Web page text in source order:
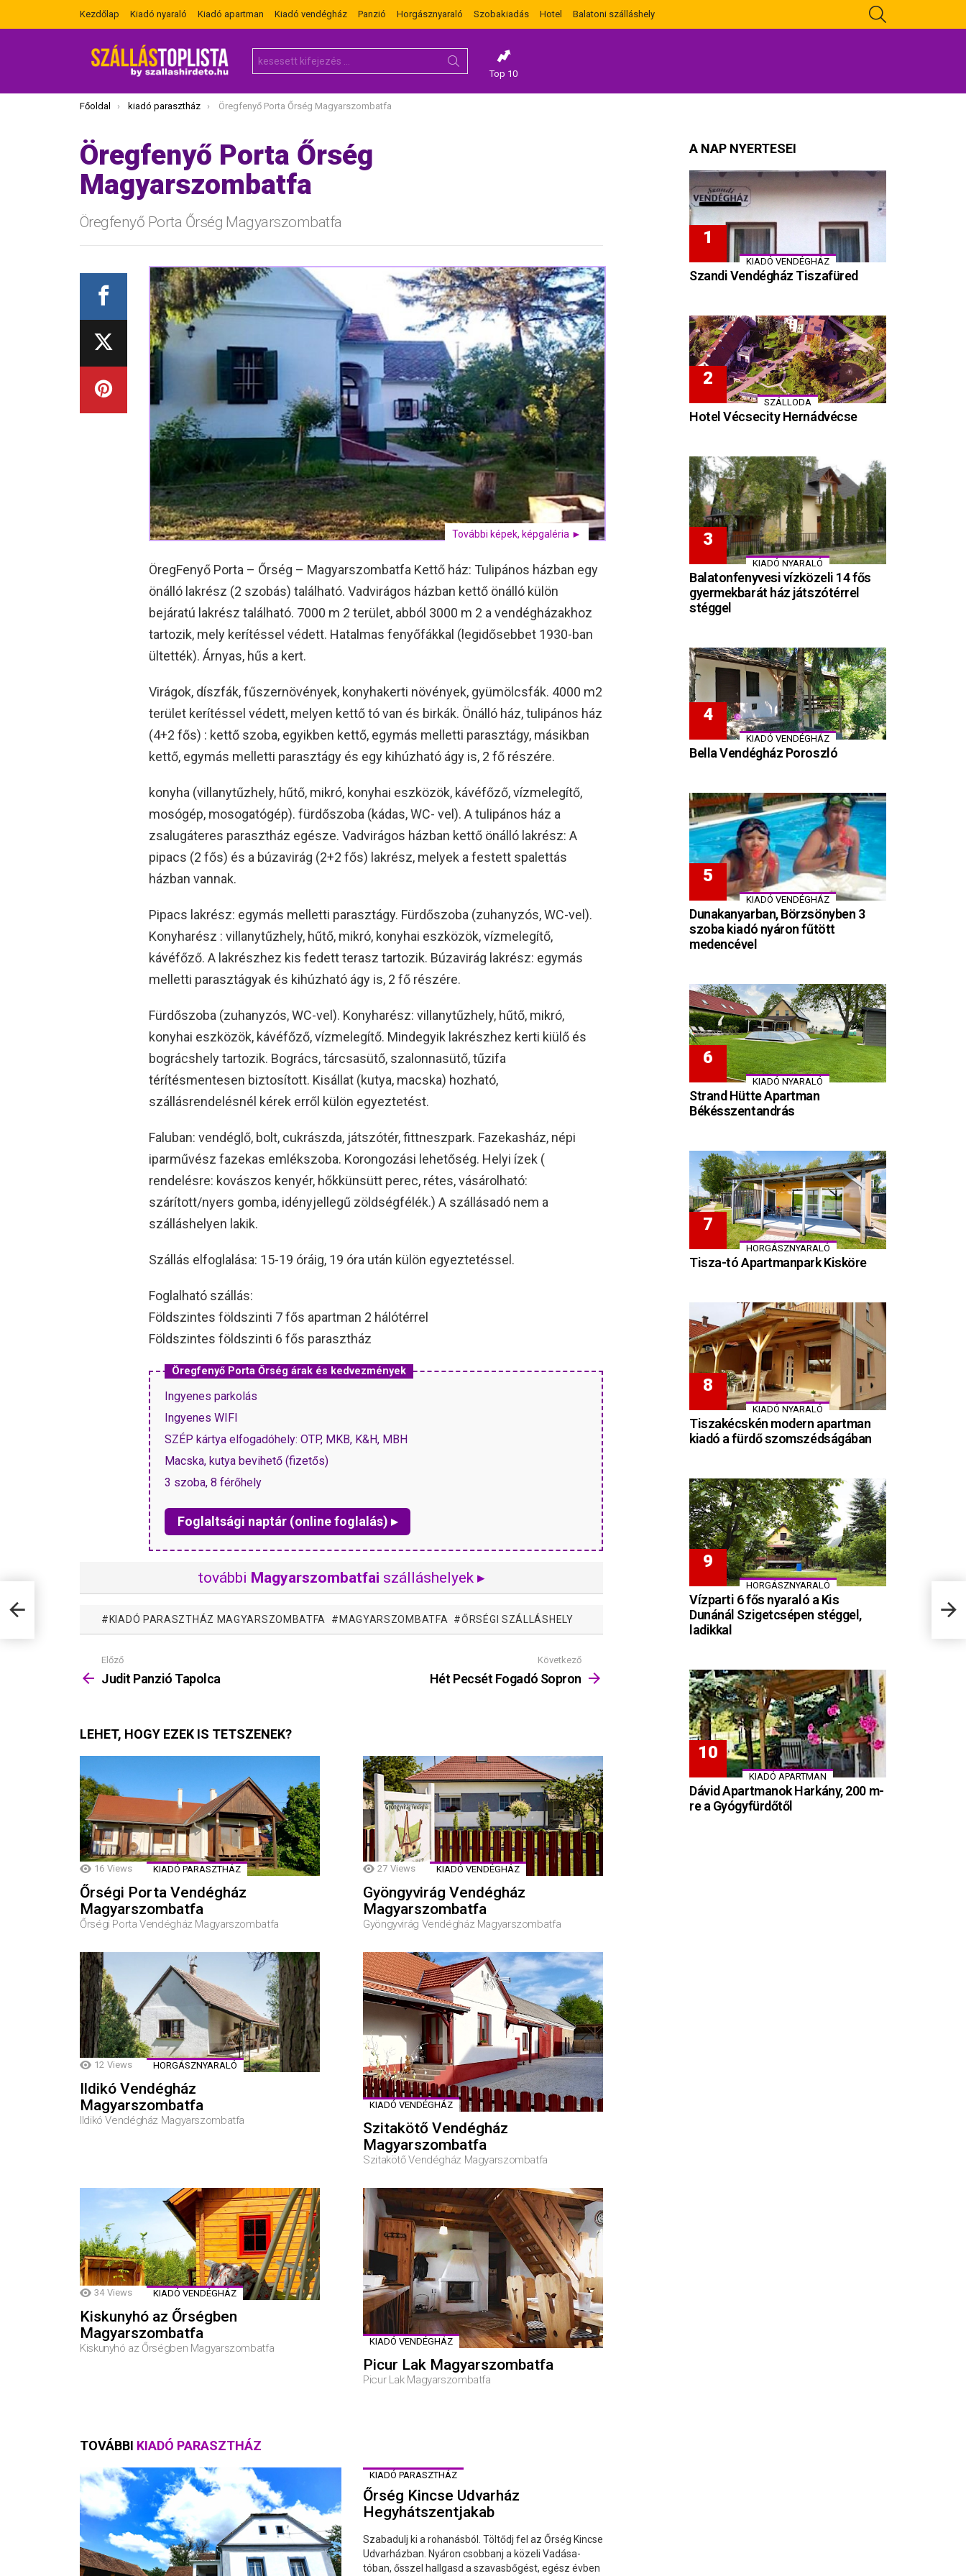
Kezdőlap Kiadó nyaraló Kiadó apartman Kiadó vendégház Panzió Horgásznyaraló Szobakiadás Hotel Balatoni szálláshely
for:
Top 10
Itt vagy most:
Főoldal kiadó parasztház Öregfenyő Porta Őrség Magyarszombatfa
Öregfenyő Porta Őrség
Magyarszombatfa
Öregfenyő Porta Őrség Magyarszombatfa
További képek, képgaléria ►
ÖregFenyő Porta – Őrség – Magyarszombatfa Kettő ház: Tulipános házban egy
önálló lakrész (2 szobás) található. Vadvirágos házban kettő önálló külön
bejáratú lakrész található. 7000 m 2 terület, abból 3000 m 2 a vendégházakhoz
tartozik, mely kerítéssel védett. Hatalmas fenyőfákkal (legidősebbet 1930-ban
ültették). Árnyas, hűs a kert.
Virágok, díszfák, fűszernövények, konyhakerti növények, gyümölcsfák. 4000 m2
terület kerítéssel védett, melyen kettő tó van és birkák. Önálló ház, tulipános ház
(4+2 fős) : kettő szoba, egyikben kettő, egymás melletti parasztágy, másikban
kettő, egymás melletti parasztágy és egy kihúzható ágy is, 2 fő részére.
konyha (villanytűzhely, hűtő, mikró, konyhai eszközök, kávéfőző, vízmelegítő,
mosógép, mosogatógép). fürdőszoba (kádas, WC- vel). A tulipános ház a
zsalugáteres parasztház egésze. Vadvirágos házban kettő önálló lakrész: A
pipacs (2 fős) és a búzavirág (2+2 fős) lakrész, melyek a festett spalettás
házban vannak.
Pipacs lakrész: egymás melletti parasztágy. Fürdőszoba (zuhanyzós, WC-vel).
Konyharész : villanytűzhely, hűtő, mikró, konyhai eszközök, vízmelegítő,
kávéfőző. A lakrészhez kis fedett terasz tartozik. Búzavirág lakrész: egymás
melletti parasztágyak és kihúzható ágy is, 2 fő részére.
Fürdőszoba (zuhanyzós, WC-vel). Konyharész: villanytűzhely, hűtő, mikró,
konyhai eszközök, kávéfőző, vízmelegítő. Mindegyik lakrészhez kerti kiülő és
bográcshely tartozik. Bogrács, tárcsasütő, szalonnasütő, tűzifa
térítésmentesen biztosított. Kisállat (kutya, macska) hozható,
szállásrendelésnél kérek erről külön egyeztetést.
Faluban: vendéglő, bolt, cukrászda, játszótér, fittneszpark. Fazekasház, népi
iparművész fazekas emlékszoba. Korongozási lehetőség. Helyi ízek (
rendelésre: kovászos kenyér, hőkkünsütt perec, rétes, vásárolható:
szárított/nyers gomba, idényjellegű zöldségfélék.) A szállásadó nem a
szálláshelyen lakik.
Szállás elfoglalása: 15-19 óráig, 19 óra után külön egyeztetéssel.
Foglalható szállás:
Földszintes földszinti 7 fős apartman 2 hálótérrel
Földszintes földszinti 6 fős parasztház
Öregfenyő Porta Őrség árak és kedvezmények
Ingyenes parkolás
Ingyenes WIFI
SZÉP kártya elfogadóhely: OTP, MKB, K&H, MBH
Macska, kutya bevihető (fizetős)
3 szoba, 8 férőhely
Foglaltsági naptár (online foglalás) ▸
további Magyarszombatfai szálláshelyek ▸
KIADÓ PARASZTHÁZ MAGYARSZOMBATFA MAGYARSZOMBATFA ŐRSÉGI SZÁLLÁSHELY
Mutass
többet
Előző
Judit Panzió Tapolca
Következő
Hét Pecsét Fogadó Sopron
LEHET, HOGY EZEK IS TETSZENEK?
16 Views KIADÓ PARASZTHÁZ
Őrségi Porta Vendégház
Magyarszombatfa
Őrségi Porta Vendégház Magyarszombatfa
27 Views KIADÓ VENDÉGHÁZ
Gyöngyvirág Vendégház
Magyarszombatfa
Gyöngyvirág Vendégház Magyarszombatfa
12 Views HORGÁSZNYARALÓ
Ildikó Vendégház
Magyarszombatfa
Ildikó Vendégház Magyarszombatfa
KIADÓ VENDÉGHÁZ
Szitakötő Vendégház
Magyarszombatfa
Szitakötő Vendégház Magyarszombatfa
34 Views KIADÓ VENDÉGHÁZ
Kiskunyhó az Őrségben
Magyarszombatfa
Kiskunyhó az Őrségben Magyarszombatfa
KIADÓ VENDÉGHÁZ
Picur Lak Magyarszombatfa
Picur Lak Magyarszombatfa
TOVÁBBI KIADÓ PARASZTHÁZ
KIADÓ PARASZTHÁZ
Őrség Kincse Udvarház
Hegyhátszentjakab
Szabadulj ki a rohanásból. Töltődj fel az Őrség Kincse
Udvarházban. Nyáron csobbanj a közeli Vadása-
tóban, ősszel hallgasd a szavasbőgést, egész évben
Hét
A NAP NYERTESEI
KIADÓ VENDÉGHÁZ
Szandi Vendégház Tiszafüred
SZÁLLODA
Hotel Vécsecity Hernádvécse
KIADÓ NYARALÓ
Balatonfenyvesi vízközeli 14 fős
gyermekbarát ház játszótérrel
stéggel
KIADÓ VENDÉGHÁZ
Bella Vendégház Poroszló
KIADÓ VENDÉGHÁZ
Dunakanyarban, Börzsönyben 3
szoba kiadó nyáron fűtött
medencével
KIADÓ NYARALÓ
Strand Hütte Apartman
Békésszentandrás
HORGÁSZNYARALÓ
Tisza-tó Apartmanpark Kisköre
KIADÓ NYARALÓ
Tiszakécskén modern apartman
kiadó a fürdő szomszédságában
HORGÁSZNYARALÓ
Vízparti 6 fős nyaraló a Kis
Dunánál Szigetcsépen stéggel,
ladikkal
KIADÓ APARTMAN
Dávid Apartmanok Harkány, 200 m-
re a Gyógyfürdőtől